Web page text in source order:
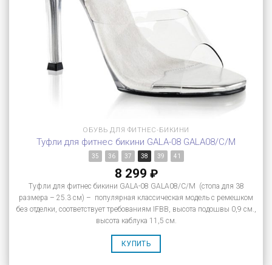
ОБУВЬ ДЛЯ ФИТНЕС-БИКИНИ
Туфли для фитнес бикини GALA-08 GALA08/C/M
35 36 37 38 39 41
8 299 ₽
Туфли для фитнес бикини GALA-08 GALA08/C/M (стопа для 38
размера – 25.3 см) – популярная классическая модель с ремешком
без отделки, соответствует требованиям IFBB, высота подошвы 0,9 см.,
высота каблука 11,5 см.
КУПИТЬ